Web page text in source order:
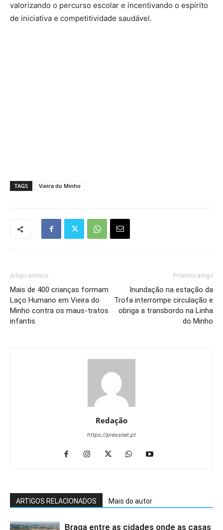
valorizando o percurso escolar e incentivando o espírito
de iniciativa e competitividade saudável.
TAGS Vieira do Minho
Artigo anterior
Mais de 400 crianças formam
Laço Humano em Vieira do
Minho contra os maus-tratos
infantis
Próximo artigo
Inundação na estação da
Trofa interrompe circulação e
obriga a transbordo na Linha
do Minho
Redação
https://pressnet.pt
ARTIGOS RELACIONADOS Mais do autor
Braga entre as cidades onde as casas